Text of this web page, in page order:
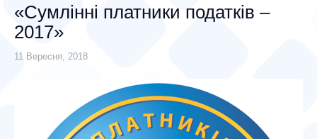
«Сумлінні платники податків –
2017»
11 Вересня, 2018